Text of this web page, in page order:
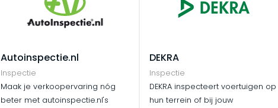
Autoinspectie.nl
Inspectie
Maak je verkoopervaring nóg
beter met autoinspectie.nl's
DEKRA
Inspectie
DEKRA inspecteert voertuigen op
hun terrein of bij jouw